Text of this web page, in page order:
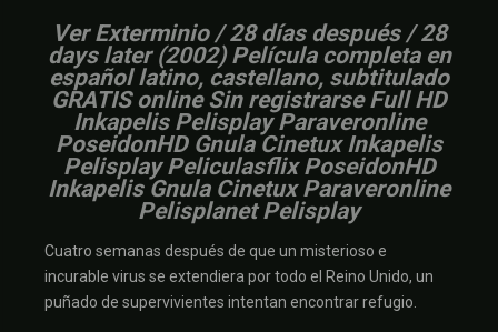
Ver Exterminio / 28 días después / 28
days later (2002) Película completa en
español latino, castellano, subtitulado
GRATIS online Sin registrarse Full HD
Inkapelis Pelisplay Paraveronline
PoseidonHD Gnula Cinetux Inkapelis
Pelisplay Peliculasflix PoseidonHD
Inkapelis Gnula Cinetux Paraveronline
Pelisplanet Pelisplay
Cuatro semanas después de que un misterioso e
incurable virus se extendiera por todo el Reino Unido, un
puñado de supervivientes intentan encontrar refugio.